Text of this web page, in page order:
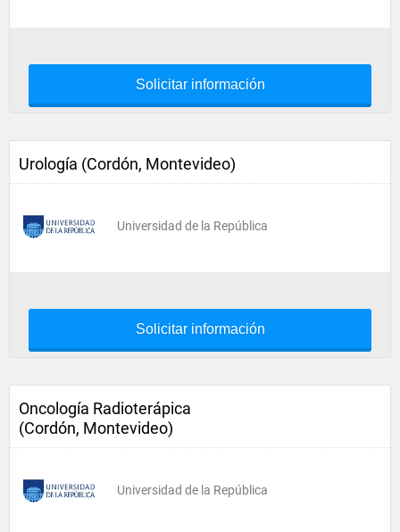
Solicitar información
Urología (Cordón, Montevideo)
Universidad de la República
Solicitar información
Oncología Radioterápica
(Cordón, Montevideo)
Universidad de la República